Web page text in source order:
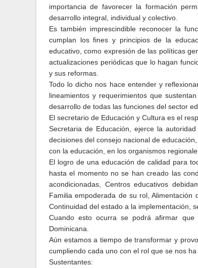
importancia de favorecer la formación
desarrollo integral, individual y colectivo.
Es también imprescindible reconocer la
cumplan los fines y principios de la
educativo, como expresión de las políticas
actualizaciones periódicas que lo hagan
y sus reformas.
Todo lo dicho nos hace entender y
lineamientos y requerimientos que
desarrollo de todas las funciones del sector
El secretario de Educación y Cultura es el
Secretaria de Educación, ejerce la
decisiones del consejo nacional de
con la educación, en los organismos
El logro de una educación de calidad para
hasta el momento no se han creado las
acondicionadas, Centros educativos
Familia empoderada de su rol, Alimentación
Continuidad del estado a la implementación,
Cuando esto ocurra se podrá afirmar
Dominicana.
Aún estamos a tiempo de transformar y
cumpliendo cada uno con el rol que se nos
Sustentantes: